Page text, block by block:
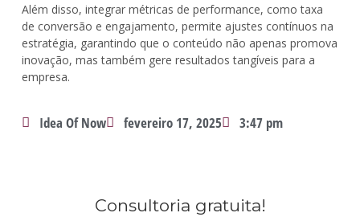
Além disso, integrar métricas de performance, como taxa
de conversão e engajamento, permite ajustes contínuos na
estratégia, garantindo que o conteúdo não apenas promova
inovação, mas também gere resultados tangíveis para a
empresa.
Idea Of Now fevereiro 17, 2025 3:47 pm
Consultoria gratuita!